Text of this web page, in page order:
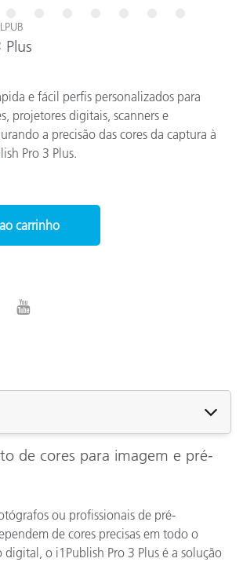
3
Plus
e fácil perfis personalizados para
projetores digitais, scanners e
a precisão das cores da captura à
Pro 3 Plus.
carrinho
de cores para imagem e pré-
ou profissionais de pré-
de cores precisas em todo o
o i1Publish Pro 3 Plus é a solução